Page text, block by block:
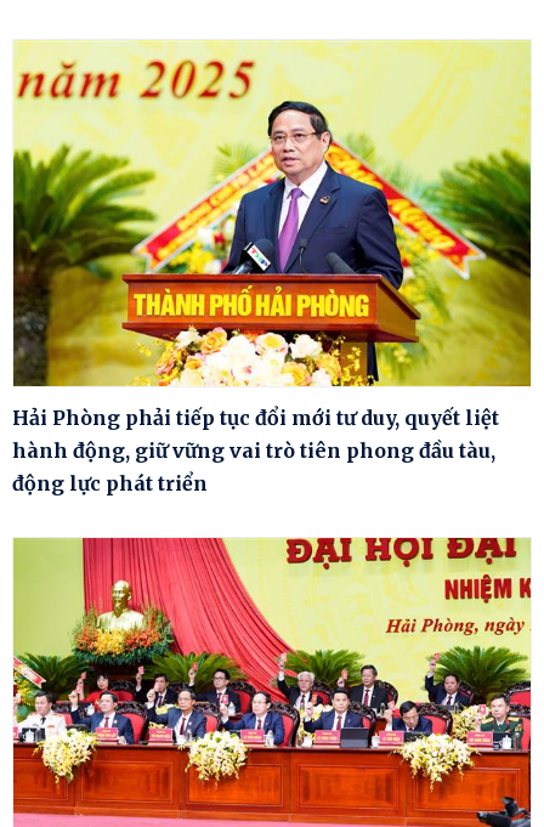
Hải Phòng phải tiếp tục đổi mới tư duy, quyết liệt
hành động, giữ vững vai trò tiên phong đầu tàu,
động lực phát triển